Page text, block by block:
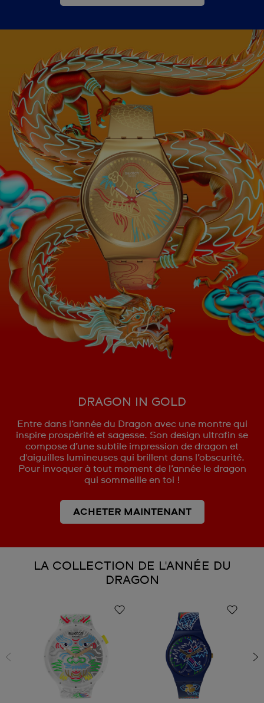
DRAGON IN GOLD
Entre dans l’année du Dragon avec une montre qui
inspire prospérité et sagesse. Son design ultrafin se
compose d’une subtile impression de dragon et
d'aiguilles lumineuses qui brillent dans l’obscurité.
Pour invoquer à tout moment de l’année le dragon
qui sommeille en toi !
ACHETER MAINTENANT
LA COLLECTION DE L'ANNÉE DU
DRAGON